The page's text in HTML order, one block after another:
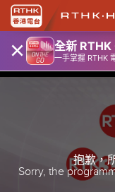
× 全新
一手掌握 RTHK
抱歉，
Sorry, the